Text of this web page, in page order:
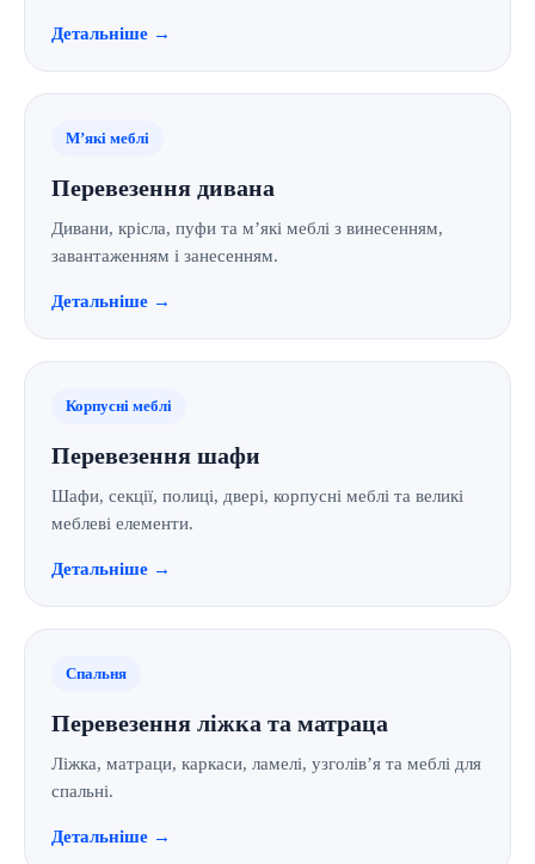
Детальніше →
М’які меблі
Перевезення дивана
Дивани, крісла, пуфи та м’які меблі з винесенням,
завантаженням і занесенням.
Детальніше →
Корпусні меблі
Перевезення шафи
Шафи, секції, полиці, двері, корпусні меблі та великі
меблеві елементи.
Детальніше →
Спальня
Перевезення ліжка та матраца
Ліжка, матраци, каркаси, ламелі, узголів’я та меблі для
спальні.
Детальніше →